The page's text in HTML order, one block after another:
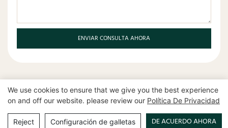
ENVIAR CONSULTA AHORA
Productos relacionados
We use cookies to ensure that we give you the best experience
on and off our website. please review our Política De Privacidad
Reject Configuración de galletas DE ACUERDO AHORA